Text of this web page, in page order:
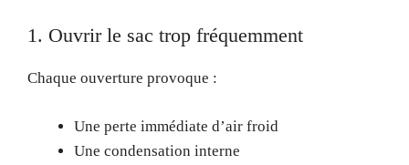
1. Ouvrir le sac trop fréquemment
Chaque ouverture provoque :
Une perte immédiate d’air froid
Une condensation interne